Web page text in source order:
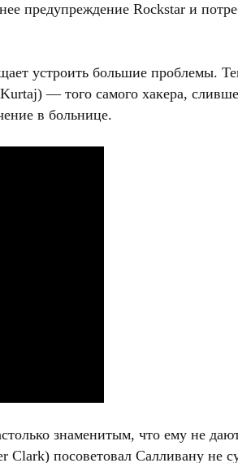
предупреждение Rockstar и
устроить большие проблемы.
— того самого хакера,
в больнице.
знаменитым, что ему не
посоветовал Салливану не